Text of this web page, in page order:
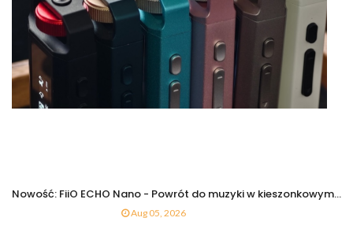
Nowość: FiiO ECHO Nano - Powrót do muzyki w kieszonkowym...
Aug 05, 2026